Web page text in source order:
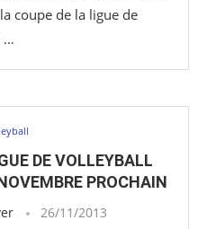
coupe de la ligue de
…
DE VOLLEYBALL
PROCHAIN
26/11/2013